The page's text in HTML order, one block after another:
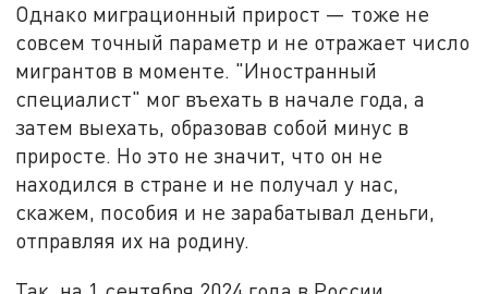
Однако миграционный прирост — тоже не
совсем точный параметр и не отражает число
мигрантов в моменте. "Иностранный
специалист" мог въехать в начале года, а
затем выехать, образовав собой минус в
приросте. Но это не значит, что он не
находился в стране и не получал у нас,
скажем, пособия и не зарабатывал деньги,
отправляя их на родину.